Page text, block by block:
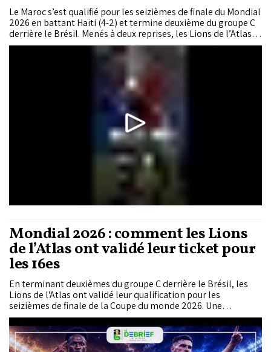
Le Maroc s’est qualifié pour les seizièmes de finale du Mondial
2026 en battant Haïti (4-2) et termine deuxième du groupe C
derrière le Brésil. Menés à deux reprises, les Lions de l’Atlas
ont renversé la rencontre grâce aux buts d’Achraf Hakimi,
Ismaël Saibari, Soufiane Rahimi et Yassine Gessime.
Mondial 2026 : comment les Lions
de l’Atlas ont validé leur ticket pour
les 16es
En terminant deuxièmes du groupe C derrière le Brésil, les
Lions de l'Atlas ont validé leur qualification pour les
seizièmes de finale de la Coupe du monde 2026. Une
deuxième qualification consécutive pour le Maroc, qui
conduira les protégés de Mohamed Ouahbi à Monterrey, au
Mexique, théâtre du prochain rendez-vous des Lions. Un...